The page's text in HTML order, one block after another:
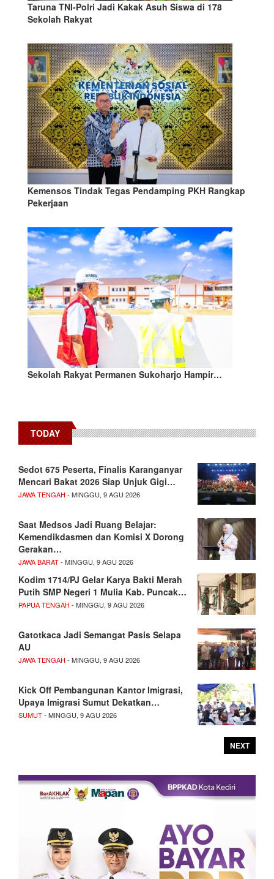
Taruna TNI-Polri Jadi Kakak Asuh Siswa di 178
Sekolah Rakyat
Kemensos Tindak Tegas Pendamping PKH Rangkap
Pekerjaan
Sekolah Rakyat Permanen Sukoharjo Hampir…
TODAY
Sedot 675 Peserta, Finalis Karanganyar
Mencari Bakat 2026 Siap Unjuk Gigi…
JAWA TENGAH - MINGGU, 9 AGU 2026
Saat Medsos Jadi Ruang Belajar:
Kemendikdasmen dan Komisi X Dorong
Gerakan…
JAWA BARAT- MINGGU, 9 AGU 2026
Kodim 1714/PJ Gelar Karya Bakti Merah
Putih SMP Negeri 1 Mulia Kab. Puncak…
PAPUA TENGAH - MINGGU, 9 AGU 2026
Gatotkaca Jadi Semangat Pasis Selapa
AU
JAWA TENGAH - MINGGU, 9 AGU 2026
Kick Off Pembangunan Kantor Imigrasi,
Upaya Imigrasi Sumut Dekatkan…
SUMUT- MINGGU, 9 AGU 2026
NEXT